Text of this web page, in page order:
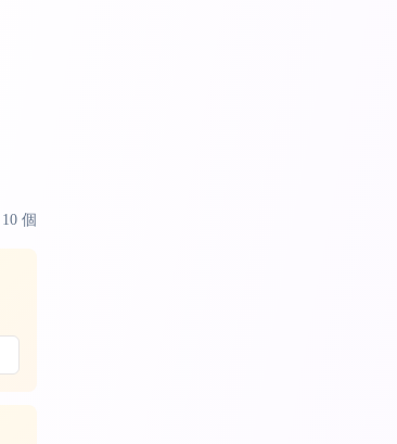
10 個